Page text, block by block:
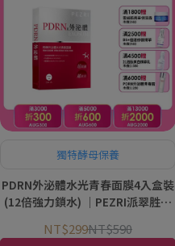
獨特酵母保養
PDRN外泌體水光青春面膜4入盒裝
(12倍強力鎖水) ｜PEZRI派翠胜肽
NT$299NT$590